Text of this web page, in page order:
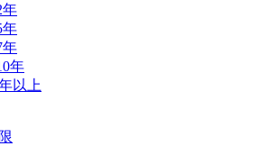
年
年
年
年
以上